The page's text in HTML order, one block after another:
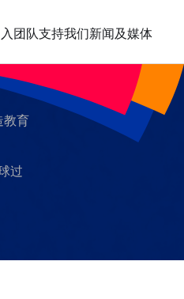
团队支持我们新闻及媒体
教育
过